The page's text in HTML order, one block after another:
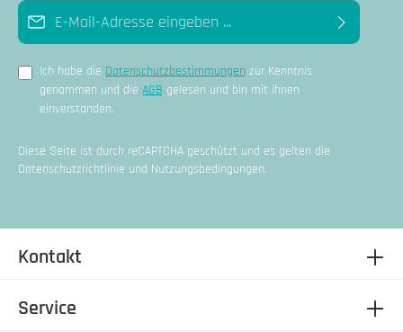
E-Mail-Adresse*
Ich habe die Datenschutzbestimmungen zur Kenntnis
genommen und die AGB gelesen und bin mit ihnen
einverstanden.
Diese Seite ist durch reCAPTCHA geschützt und es gelten die
Datenschutzrichtlinie und Nutzungsbedingungen.
Kontakt
Service